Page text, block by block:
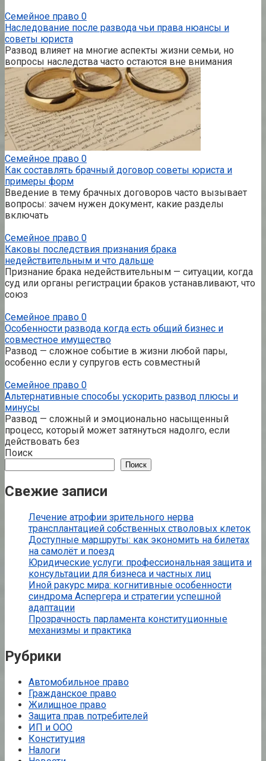
Семейное право 0
Наследование после развода чьи права нюансы и
советы юриста
Развод влияет на многие аспекты жизни семьи, но
вопросы наследства часто остаются вне внимания
Семейное право 0
Как составлять брачный договор советы юриста и
примеры форм
Введение в тему брачных договоров часто вызывает
вопросы: зачем нужен документ, какие разделы
включать
Семейное право 0
Каковы последствия признания брака
недействительным и что дальше
Признание брака недействительным — ситуации, когда
суд или органы регистрации браков устанавливают, что
союз
Семейное право 0
Особенности развода когда есть общий бизнес и
совместное имущество
Развод — сложное событие в жизни любой пары,
особенно если у супругов есть совместный
Семейное право 0
Альтернативные способы ускорить развод плюсы и
минусы
Развод — сложный и эмоционально насыщенный
процесс, который может затянуться надолго, если
действовать без
Поиск
Поиск
Свежие записи
Лечение атрофии зрительного нерва
трансплантацией собственных стволовых клеток
Доступные маршруты: как экономить на билетах
на самолёт и поезд
Юридические услуги: профессиональная защита и
консультации для бизнеса и частных лиц
Иной ракурс мира: когнитивные особенности
синдрома Аспергера и стратегии успешной
адаптации
Прозрачность парламента конституционные
механизмы и практика
Рубрики
Автомобильное право
Гражданское право
Жилищное право
Защита прав потребителей
ИП и ООО
Конституция
Налоги